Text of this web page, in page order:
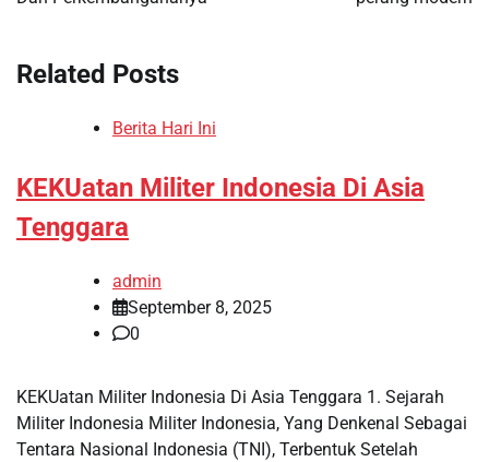
Related Posts
Berita Hari Ini
KEKUatan Militer Indonesia Di Asia
Tenggara
admin
September 8, 2025
0
KEKUatan Militer Indonesia Di Asia Tenggara 1. Sejarah
Militer Indonesia Militer Indonesia, Yang Denkenal Sebagai
Tentara Nasional Indonesia (TNI), Terbentuk Setelah